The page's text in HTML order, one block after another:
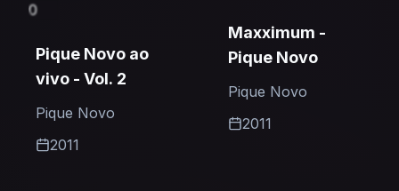
0
Pique Novo ao
vivo - Vol. 2
Pique Novo
2011
Maxximum -
Pique Novo
Pique Novo
2011